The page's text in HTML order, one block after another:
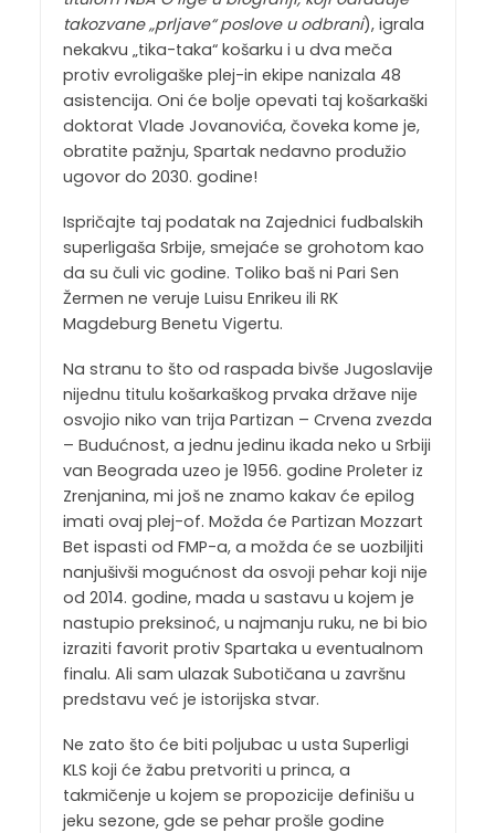
takozvane „prljave“ poslove u odbrani), igrala
nekakvu „tika-taka“ košarku i u dva meča
protiv evroligaške plej-in ekipe nanizala 48
asistencija. Oni će bolje opevati taj košarkaški
doktorat Vlade Jovanovića, čoveka kome je,
obratite pažnju, Spartak nedavno produžio
ugovor do 2030. godine!
Ispričajte taj podatak na Zajednici fudbalskih
superligaša Srbije, smejaće se grohotom kao
da su čuli vic godine. Toliko baš ni Pari Sen
Žermen ne veruje Luisu Enrikeu ili RK
Magdeburg Benetu Vigertu.
Na stranu to što od raspada bivše Jugoslavije
nijednu titulu košarkaškog prvaka države nije
osvojio niko van trija Partizan – Crvena zvezda
– Budućnost, a jednu jedinu ikada neko u Srbiji
van Beograda uzeo je 1956. godine Proleter iz
Zrenjanina, mi još ne znamo kakav će epilog
imati ovaj plej-of. Možda će Partizan Mozzart
Bet ispasti od FMP-a, a možda će se uozbiljiti
nanjušivši mogućnost da osvoji pehar koji nije
od 2014. godine, mada u sastavu u kojem je
nastupio preksinoć, u najmanju ruku, ne bi bio
izraziti favorit protiv Spartaka u eventualnom
finalu. Ali sam ulazak Subotičana u završnu
predstavu već je istorijska stvar.
Ne zato što će biti poljubac u usta Superligi
KLS koji će žabu pretvoriti u princa, a
takmičenje u kojem se propozicije definišu u
jeku sezone, gde se pehar prošle godine